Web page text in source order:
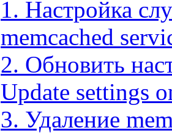
1. Настройка
memcached
2. Обновить
Update settings
3. Удаление